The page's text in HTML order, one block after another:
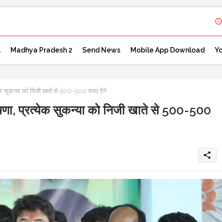
Madhya Pradesh 2 Send News Mobile App Download
सुकन्या को निजी खाते से 500-500 रुपए देंगे
प्रत्येक सुकन्या को निजी खाते से 500-500
share